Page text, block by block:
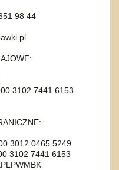
98 44
3102 7441 6153
3012 0465 5249
3102 7441 6153